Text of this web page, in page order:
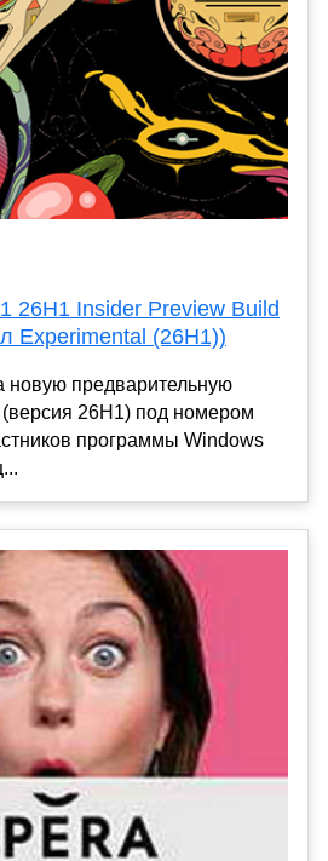
26H1 Insider Preview Build
Experimental (26H1))
новую предварительную
26H1) под номером
программы Windows